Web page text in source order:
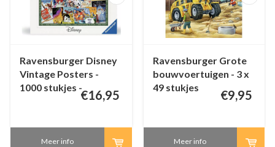
Ravensburger Disney
Vintage Posters -
1000 stukjes -
€16,95
Meer info
Ravensburger Grote
bouwvoertuigen - 3 x
49 stukjes
€9,95
Meer info